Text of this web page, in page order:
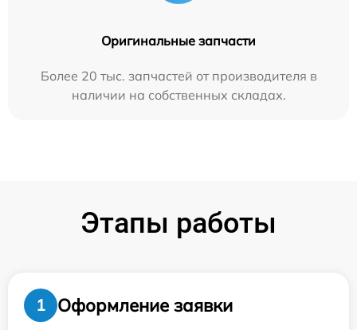
Оригинальные запчасти
Более 20 тыс. запчастей от производителя в
наличии на собственных складах.
Этапы работы
1
Оформление заявки